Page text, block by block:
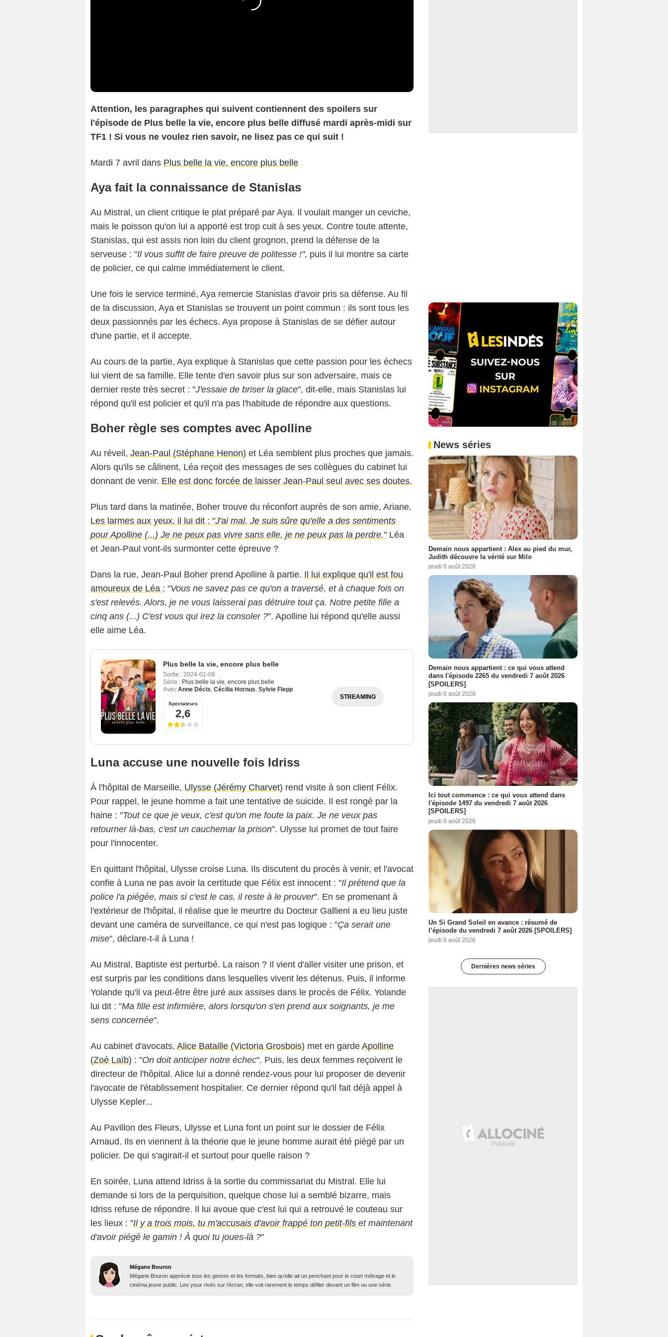
Attention, les paragraphes qui suivent contiennent des spoilers sur
l'épisode de Plus belle la vie, encore plus belle diffusé mardi après-midi sur
TF1 ! Si vous ne voulez rien savoir, ne lisez pas ce qui suit !
Mardi 7 avril dans Plus belle la vie, encore plus belle
Aya fait la connaissance de Stanislas
Au Mistral, un client critique le plat préparé par Aya. Il voulait manger un ceviche,
mais le poisson qu'on lui a apporté est trop cuit à ses yeux. Contre toute attente,
Stanislas, qui est assis non loin du client grognon, prend la défense de la
serveuse : "Il vous suffit de faire preuve de politesse !", puis il lui montre sa carte
de policier, ce qui calme immédiatement le client.
Une fois le service terminé, Aya remercie Stanislas d'avoir pris sa défense. Au fil
de la discussion, Aya et Stanislas se trouvent un point commun : ils sont tous les
deux passionnés par les échecs. Aya propose à Stanislas de se défier autour
d'une partie, et il accepte.
Au cours de la partie, Aya explique à Stanislas que cette passion pour les échecs
lui vient de sa famille. Elle tente d'en savoir plus sur son adversaire, mais ce
dernier reste très secret : "J'essaie de briser la glace", dit-elle, mais Stanislas lui
répond qu'il est policier et qu'il n'a pas l'habitude de répondre aux questions.
Boher règle ses comptes avec Apolline
Au réveil, Jean-Paul (Stéphane Henon) et Léa semblent plus proches que jamais.
Alors qu'ils se câlinent, Léa reçoit des messages de ses collègues du cabinet lui
donnant de venir. Elle est donc forcée de laisser Jean-Paul seul avec ses doutes.
Plus tard dans la matinée, Boher trouve du réconfort auprès de son amie, Ariane.
Les larmes aux yeux, il lui dit : "J'ai mal. Je suis sûre qu'elle a des sentiments
pour Apolline (...) Je ne peux pas vivre sans elle, je ne peux pas la perdre." Léa
et Jean-Paul vont-ils surmonter cette épreuve ?
Dans la rue, Jean-Paul Boher prend Apolline à partie. Il lui explique qu'il est fou
amoureux de Léa : "Vous ne savez pas ce qu'on a traversé, et à chaque fois on
s'est relevés. Alors, je ne vous laisserai pas détruire tout ça. Notre petite fille a
cinq ans (...) C'est vous qui irez la consoler ?". Apolline lui répond qu'elle aussi
elle aime Léa.
Plus belle la vie, encore plus belle
Sortie : 2024-01-08
Série : Plus belle la vie, encore plus belle
Avec Anne Décis, Cécilia Hornus, Sylvie Flepp
Spectateurs
2,6
STREAMING
Luna accuse une nouvelle fois Idriss
À l'hôpital de Marseille, Ulysse (Jérémy Charvet) rend visite à son client Félix.
Pour rappel, le jeune homme a fait une tentative de suicide. Il est rongé par la
haine : "Tout ce que je veux, c'est qu'on me foute la paix. Je ne veux pas
retourner là-bas, c'est un cauchemar la prison". Ulysse lui promet de tout faire
pour l'innocenter.
En quittant l'hôpital, Ulysse croise Luna. Ils discutent du procès à venir, et l'avocat
confie à Luna ne pas avoir la certitude que Félix est innocent : "Il prétend que la
police l'a piégée, mais si c'est le cas, il reste à le prouver". En se promenant à
l'extérieur de l'hôpital, il réalise que le meurtre du Docteur Gallieni a eu lieu juste
devant une caméra de surveillance, ce qui n'est pas logique : "Ça serait une
mise", déclare-t-il à Luna !
Au Mistral, Baptiste est perturbé. La raison ? Il vient d'aller visiter une prison, et
est surpris par les conditions dans lesquelles vivent les détenus. Puis, il informe
Yolande qu'il va peut-être être juré aux assises dans le procès de Félix. Yolande
lui dit : "Ma fille est infirmière, alors lorsqu'on s'en prend aux soignants, je me
sens concernée".
Au cabinet d'avocats, Alice Bataille (Victoria Grosbois) met en garde Apolline
(Zoé Laïb) : "On doit anticiper notre échec". Puis, les deux femmes reçoivent le
directeur de l'hôpital. Alice lui a donné rendez-vous pour lui proposer de devenir
l'avocate de l'établissement hospitalier. Ce dernier répond qu'il fait déjà appel à
Ulysse Kepler...
Au Pavillon des Fleurs, Ulysse et Luna font un point sur le dossier de Félix
Arnaud. Ils en viennent à la théorie que le jeune homme aurait été piégé par un
policier. De qui s'agirait-il et surtout pour quelle raison ?
En soirée, Luna attend Idriss à la sortie du commissariat du Mistral. Elle lui
demande si lors de la perquisition, quelque chose lui a semblé bizarre, mais
Idriss refuse de répondre. Il lui avoue que c'est lui qui a retrouvé le couteau sur
les lieux : "Il y a trois mois, tu m'accusais d'avoir frappé ton petit-fils et maintenant
d'avoir piégé le gamin ! À quoi tu joues-là ?"
Mégane Bouron
Mégane Bouron apprécie tous les genres et les formats, bien qu’elle ait un penchant pour le court métrage et le
cinéma jeune public. Les yeux rivés sur l’écran, elle voit rarement le temps défiler devant un film ou une série.
News séries
Demain nous appartient : Alex au pied du mur,
Judith découvre la vérité sur Milo
jeudi 6 août 2026
Demain nous appartient : ce qui vous attend
dans l'épisode 2265 du vendredi 7 août 2026
[SPOILERS]
jeudi 6 août 2026
Ici tout commence : ce qui vous attend dans
l'épisode 1497 du vendredi 7 août 2026
[SPOILERS]
jeudi 6 août 2026
Un Si Grand Soleil en avance : résumé de
l’épisode du vendredi 7 août 2026 [SPOILERS]
jeudi 6 août 2026
Dernières news séries